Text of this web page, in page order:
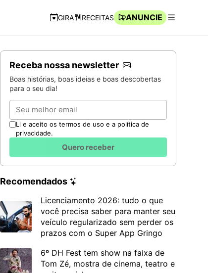
Navegação Rápida
GIRA RECEITAS
ANUNCIE
Receba nossa newsletter
Boas histórias, boas ideias e boas descobertas
para o seu dia!
Email
Li e aceito os termos de uso e a política de
privacidade.
Quero receber
Recomendados
Licenciamento 2026: tudo o que
você precisa saber para manter seu
veículo regularizado sem perder os
prazos com o Super App Gringo
6º DH Fest tem show na faixa de
Tom Zé, mostra de cinema, teatro e